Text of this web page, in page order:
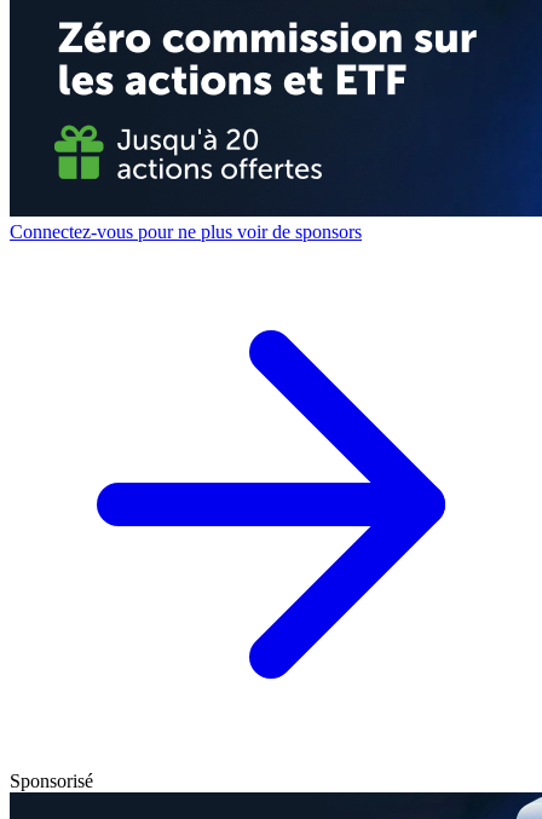
Connectez-vous pour ne plus voir de sponsors
Sponsorisé